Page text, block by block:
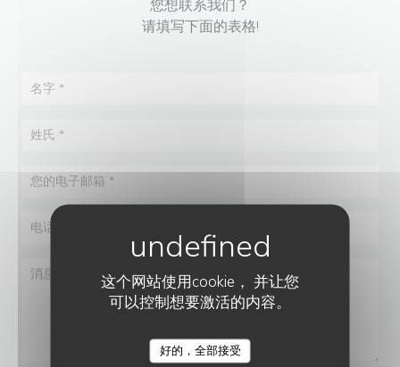
这个网站使用cookie， 并让您
可以控制想要激活的内容。
好的，全部接受
您想联系我们？
请填写下面的表格!
LA CHARPENTERIE